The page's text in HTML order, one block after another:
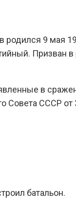
родился 9 мая
Призван
в
Совета СССР от
батальон.